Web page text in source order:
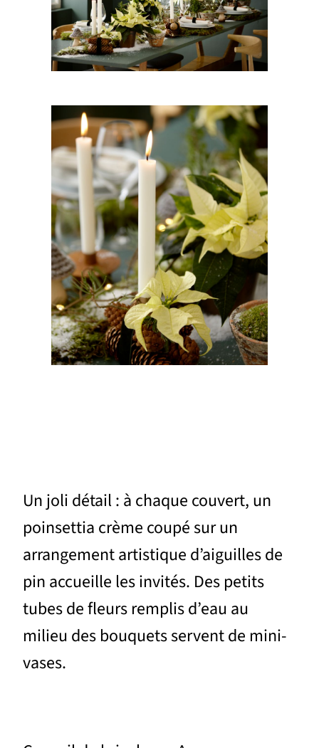
Un joli détail : à chaque couvert, un
poinsettia crème coupé sur un
arrangement artistique d’aiguilles de
pin accueille les invités. Des petits
tubes de fleurs remplis d’eau au
milieu des bouquets servent de mini-
vases.